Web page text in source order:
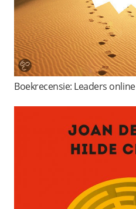
Boekrecensie: Leaders online